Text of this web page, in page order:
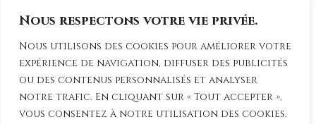
Nous respectons votre vie privée.
Nous utilisons des cookies pour améliorer votre
expérience de navigation, diffuser des publicités
ou des contenus personnalisés et analyser
notre trafic. En cliquant sur « Tout accepter »,
vous consentez à notre utilisation des cookies.
Conditions
Location
Mobilier et
déCoration
Loc y Créa
81210
Roquecourbe,
Tarn